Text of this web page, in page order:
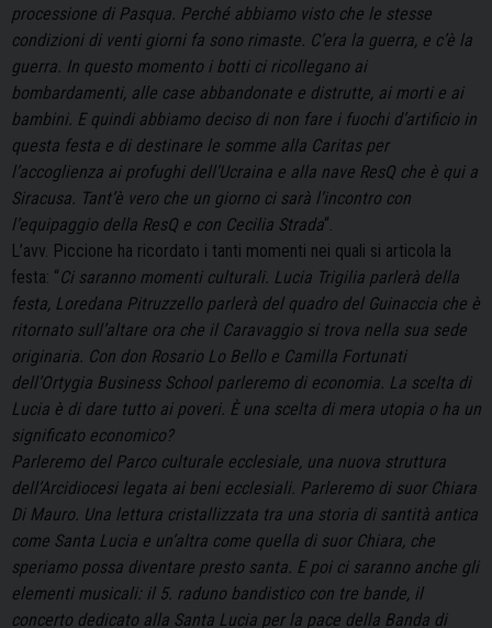
processione di Pasqua. Perché abbiamo visto che le stesse
condizioni di venti giorni fa sono rimaste. C’era la guerra, e c’è la
guerra. In questo momento i botti ci ricollegano ai
bombardamenti, alle case abbandonate e distrutte, ai morti e ai
bambini. E quindi abbiamo deciso di non fare i fuochi d’artificio in
questa festa e di destinare le somme alla Caritas per
l’accoglienza ai profughi dell’Ucraina e alla nave ResQ che è qui a
Siracusa. Tant’è vero che un giorno ci sarà l’incontro con
l’equipaggio della ResQ e con Cecilia Strada“.
L’avv. Piccione ha ricordato i tanti momenti nei quali si articola la
festa: “Ci saranno momenti culturali. Lucia Trigilia parlerà della
festa, Loredana Pitruzzello parlerà del quadro del Guinaccia che è
ritornato sull’altare ora che il Caravaggio si trova nella sua sede
originaria. Con don Rosario Lo Bello e Camilla Fortunati
dell’Ortygia Business School parleremo di economia. La scelta di
Lucia è di dare tutto ai poveri. È una scelta di mera utopia o ha un
significato economico?
Parleremo del Parco culturale ecclesiale, una nuova struttura
dell’Arcidiocesi legata ai beni ecclesiali. Parleremo di suor Chiara
Di Mauro. Una lettura cristallizzata tra una storia di santità antica
come Santa Lucia e un’altra come quella di suor Chiara, che
speriamo possa diventare presto santa. E poi ci saranno anche gli
elementi musicali: il 5. raduno bandistico con tre bande, il
concerto dedicato alla Santa Lucia per la pace della Banda di